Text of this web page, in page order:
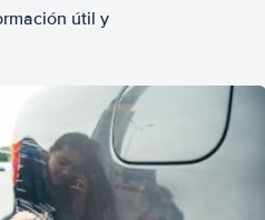
útil y